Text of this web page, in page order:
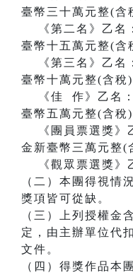
臺幣三十萬元整(含
《第二名》乙名
臺幣十五萬元整(含
《第三名》乙名
臺幣十萬元整(含稅)
《佳 作》乙名：
臺幣五萬元整(含稅)
《團員票選獎》
金新臺幣三萬元整(
《觀眾票選獎》
（二）本團得視情
獎項皆可從缺。
（三）上列授權金
定，由主辦單位代
文件。
（四）得獎作品本